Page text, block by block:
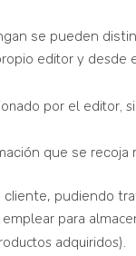
se pueden
editor y desde
por el editor,
que se recoja
cliente, pudiendo
para
adquiridos).